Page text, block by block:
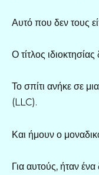
Αυτό που δεν τους
Ο τίτλος
Το σπίτι ανήκε σε
(LLC).
Και ήμουν ο
Για αυτούς, ήταν